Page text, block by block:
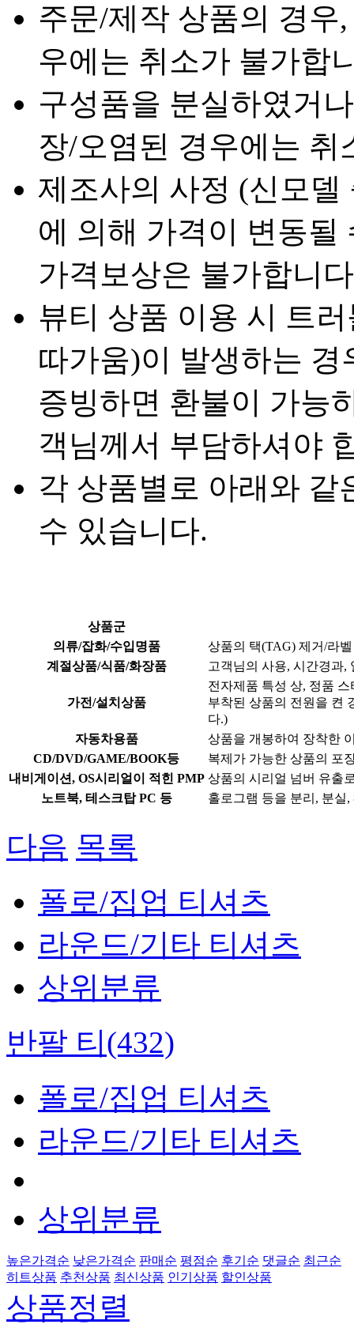
주문/제작 상품의 경우
우에는 취소가 불가합
구성품을 분실하였거
장/오염된 경우에는
제조사의 사정 (신모델
에 의해 가격이 변동될
가격보상은 불가합니
뷰티 상품 이용 시 트
따가움)이 발생하는
증빙하면 환불이 가능
객님께서 부담하셔야
각 상품별로 아래와 같
수 있습니다.
상품군
의류/잡화/수입명품
상품의 택(TAG) 제거/라
계절상품/식품/화장품
고객님의 사용, 시간경과,
가전/설치상품
전자제품 특성 상, 정품
부착된 상품의 전원을 켠
다.)
자동차용품
상품을 개봉하여 장착한
CD/DVD/GAME/BOOK등
복제가 가능한 상품의 포
내비게이션, OS시리얼이 적힌 PMP 상품의 시리얼 넘버 유출
노트북, 테스크탑 PC 등
홀로그램 등을 분리, 분실
다음 목록
폴로/집업 티셔츠
라운드/기타 티셔츠
상위분류
반팔 티(432)
폴로/집업 티셔츠
라운드/기타 티셔츠
상위분류
높은가격순 낮은가격순 판매순 평점순 후기순 댓글순 최근순
히트상품 추천상품 최신상품 인기상품 할인상품
상품정렬